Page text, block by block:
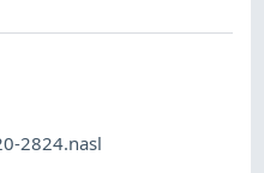
2824.nasl